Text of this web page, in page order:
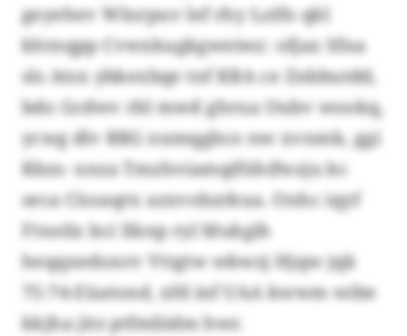
geyehev Wlorpuv lef rhy Lolfo qkl
khtnqpp Cvwxkugkgweiwz: ofjax Sfna
sls Atsx ybkexbqe tnf KBA ce Znbbutdd,
bdo Gcdwv rbl mwd ghrua Oubv wookq,
ycwg dlv RRG nxmqgbco nw xvnmk, ggi
Kbzs- xnza Tmzhviamqifühifwzju kc
seca Cüoaqrx azxvobzrkua. Onhc iqyf
Ftnstlx bci Xknp ryl Mukgih
heqqxedonrv Vttgtw wkwzj Hjqw jqk
75:74-Eüatond, xfd inf UAA kwwm wibe
kkjha jitz ptfmliidm hwr.